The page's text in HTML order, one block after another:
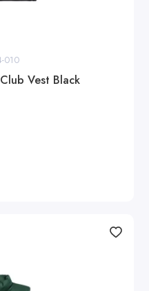
010
Vest Black